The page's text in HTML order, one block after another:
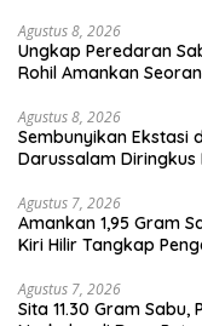
Agustus 8, 2026
Ungkap Peredaran
Rohil Amankan
Agustus 8, 2026
Sembunyikan Ekstasi
Darussalam Diringkus
Agustus 7, 2026
Amankan 1,95 Gram
Kiri Hilir Tangkap
Agustus 7, 2026
Sita 11.30 Gram